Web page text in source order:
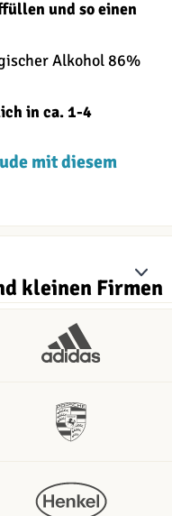
und so einen
Alkohol 86%
in ca. 1-4
mit diesem
kleinen Firmen